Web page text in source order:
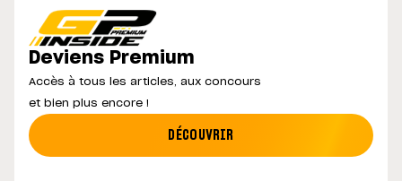
Deviens Premium
Accès à tous les articles, aux concours
et bien plus encore !
DÉCOUVRIR